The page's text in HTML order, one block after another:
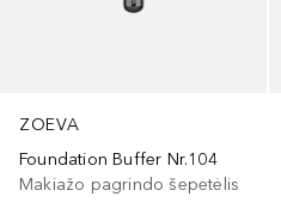
ZOEVA
Foundation Buffer Nr.104
Makiažo pagrindo šepetėlis